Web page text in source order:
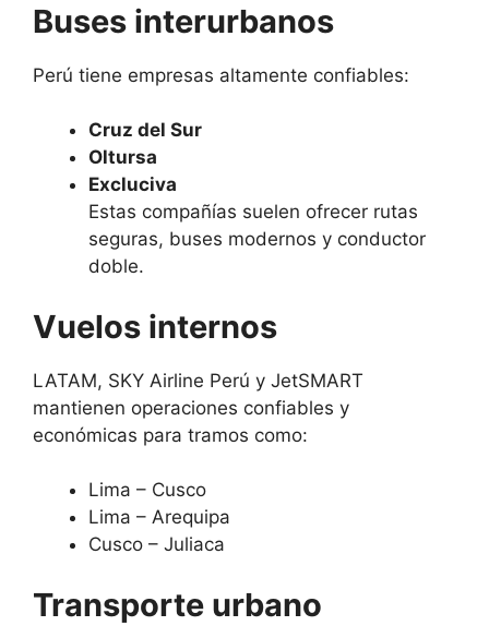
Buses interurbanos
Perú tiene empresas altamente confiables:
Cruz del Sur
Oltursa
Excluciva
Estas compañías suelen ofrecer rutas
seguras, buses modernos y conductor
doble.
Vuelos internos
LATAM, SKY Airline Perú y JetSMART
mantienen operaciones confiables y
económicas para tramos como:
Lima – Cusco
Lima – Arequipa
Cusco – Juliaca
Transporte urbano